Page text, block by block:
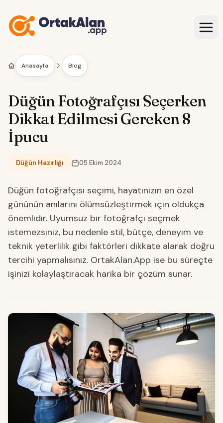
İçeriğe geç
Anasayfa Blog
Düğün Fotoğrafçısı Seçerken
Dikkat Edilmesi Gereken 8
İpucu
Kategori:
Düğün Hazırlığı 05 Ekim 2024
Düğün fotoğrafçısı seçimi, hayatınızın en özel
gününün anılarını ölümsüzleştirmek için oldukça
önemlidir. Uyumsuz bir fotoğrafçı seçmek
istemezsiniz, bu nedenle stil, bütçe, deneyim ve
teknik yeterlilik gibi faktörleri dikkate alarak doğru
tercihi yapmalısınız. OrtakAlan.App ise bu süreçte
işinizi kolaylaştıracak harika bir çözüm sunar.